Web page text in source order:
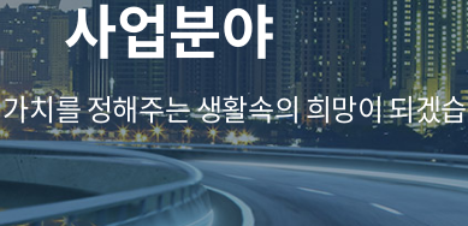
사업분야
치를 정해주는 생활속의 희망이 되겠